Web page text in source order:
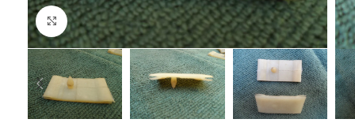
Click to enlarge